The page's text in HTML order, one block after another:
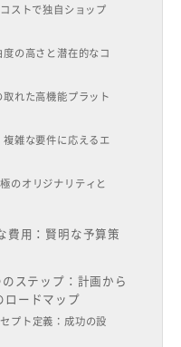
ストで独自ショップ
の高さと潜在的なコ
れた高機能プラット
雑な要件に応えるエ
のオリジナリティと
費用：賢明な予算策
ステップ：計画から
ロードマップ
プト定義：成功の設